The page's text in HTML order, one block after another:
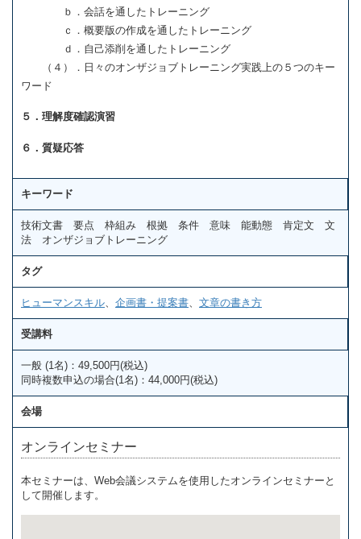
ｂ．会話を通したトレーニング
ｃ．概要版の作成を通したトレーニング
ｄ．自己添削を通したトレーニング
（４）．日々のオンザジョブトレーニング実践上の５つのキー
ワード
５．理解度確認演習
６．質疑応答
キーワード
技術文書 要点 枠組み 根拠 条件 意味 能動態 肯定文 文
法 オンザジョブトレーニング
タグ
ヒューマンスキル 企画書・提案書 文章の書き方
受講料
一般 (1名)：49,500円(税込)
同時複数申込の場合(1名)：44,000円(税込)
会場
オンラインセミナー
本セミナーは、Web会議システムを使用したオンラインセミナーと
して開催します。